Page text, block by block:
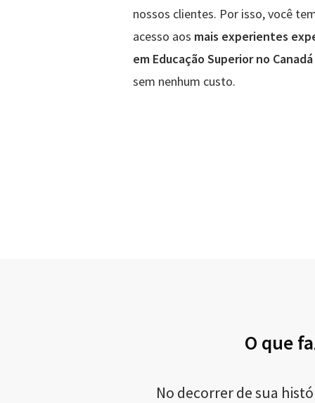
nossos clientes. Por isso, você
acesso aos mais experientes
em Educação Superior no Canadá
sem nenhum custo.
O que
No decorrer de sua